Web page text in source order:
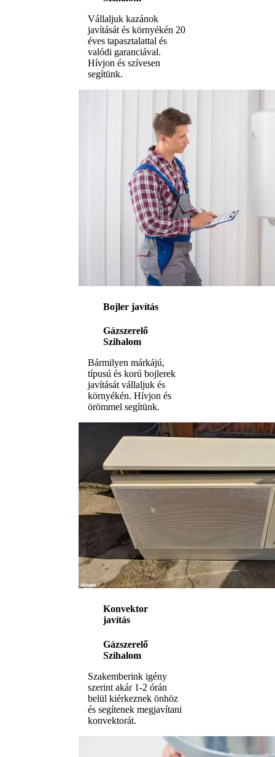
Vállaljuk kazánok
javítását és környékén 20
éves tapasztalattal és
valódi garanciával.
Hívjon és szívesen
segítünk.
Bojler javítás
Gázszerelő
Szihalom
Bármilyen márkájú,
típusú és korú bojlerek
javítását vállaljuk és
környékén. Hívjon és
örömmel segítünk.
Konvektor
javítás
Gázszerelő
Szihalom
Szakemberink igény
szerint akár 1-2 órán
belül kiérkeznek önhöz
és segítenek megjavítani
konvektorát.